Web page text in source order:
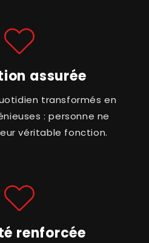
assurée
transformés en
: personne ne
véritable fonction.
renforcée